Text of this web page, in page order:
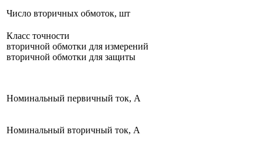
Число вторичных обмоток, шт
Класс точности
вторичной обмотки для измерений
вторичной обмотки для защиты
Номинальный первичный ток, А
Номинальный вторичный ток, А